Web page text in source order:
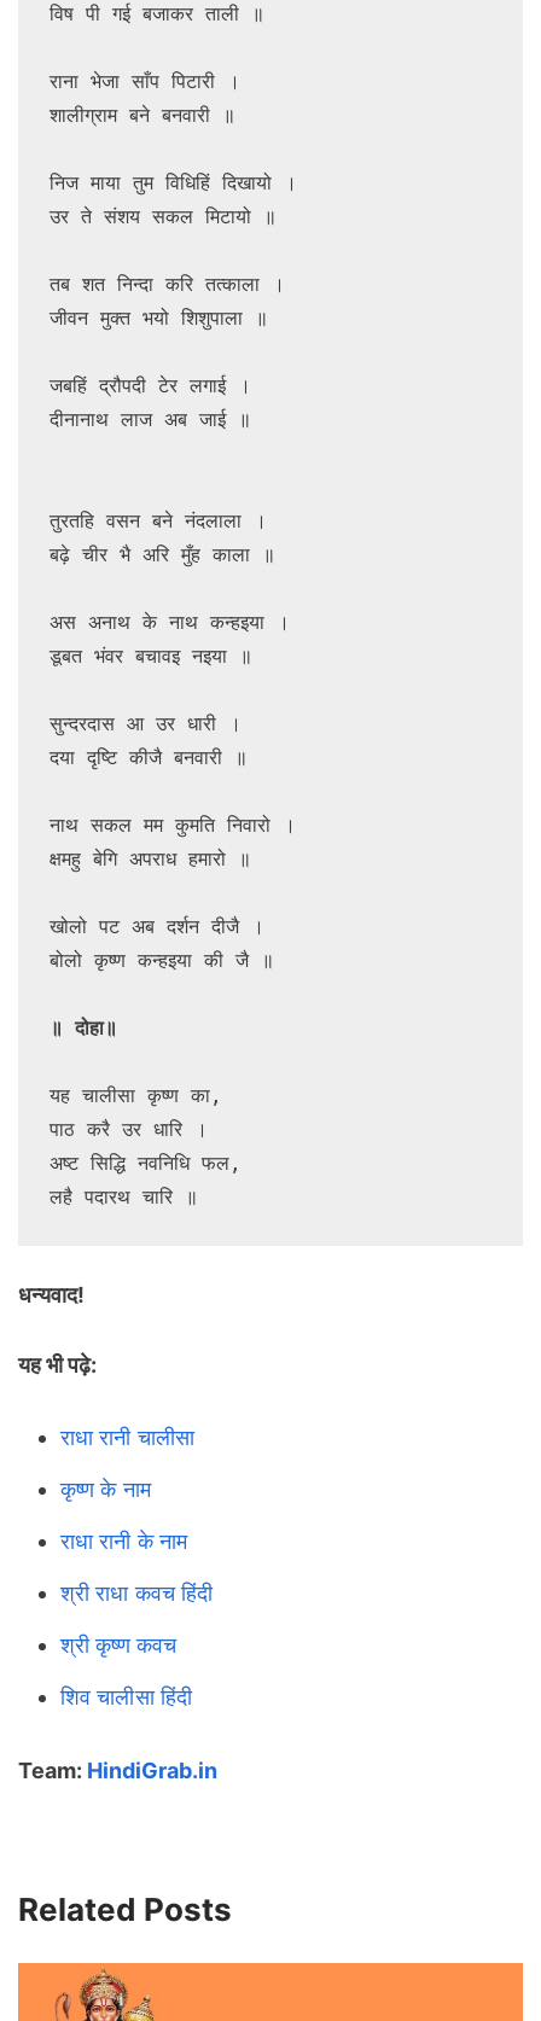
विष पी गई बजाकर ताली ॥
राना भेजा साँप पिटारी ।
शालीग्राम बने बनवारी ॥
निज माया तुम विधिहिं दिखायो ।
उर ते संशय सकल मिटायो ॥
तब शत निन्दा करि तत्काला ।
जीवन मुक्त भयो शिशुपाला ॥
जबहिं द्रौपदी टेर लगाई ।
दीनानाथ लाज अब जाई ॥
तुरतहि वसन बने नंदलाला ।
बढ़े चीर भै अरि मुँह काला ॥
अस अनाथ के नाथ कन्हइया ।
डूबत भंवर बचावइ नइया ॥
सुन्दरदास आ उर धारी ।
दया दृष्टि कीजै बनवारी ॥
नाथ सकल मम कुमति निवारो ।
क्षमहु बेगि अपराध हमारो ॥
खोलो पट अब दर्शन दीजै ।
बोलो कृष्ण कन्हइया की जै ॥
॥ दोहा॥
यह चालीसा कृष्ण का,
पाठ करै उर धारि ।
अष्ट सिद्धि नवनिधि फल,
लहै पदारथ चारि ॥
धन्यवाद!
यह भी पढ़े:
राधा रानी चालीसा
कृष्ण के नाम
राधा रानी के नाम
श्री राधा कवच हिंदी
श्री कृष्ण कवच
शिव चालीसा हिंदी
Team: HindiGrab.in
Related Posts